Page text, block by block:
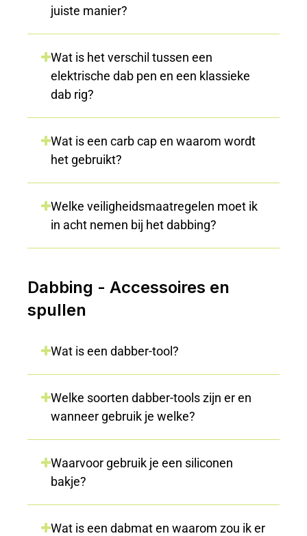
juiste manier?
Wat is het verschil tussen een
elektrische dab pen en een klassieke
dab rig?
Wat is een carb cap en waarom wordt
het gebruikt?
Welke veiligheidsmaatregelen moet ik
in acht nemen bij het dabbing?
Dabbing - Accessoires en
spullen
Wat is een dabber-tool?
Welke soorten dabber-tools zijn er en
wanneer gebruik je welke?
Waarvoor gebruik je een siliconen
bakje?
Wat is een dabmat en waarom zou ik er